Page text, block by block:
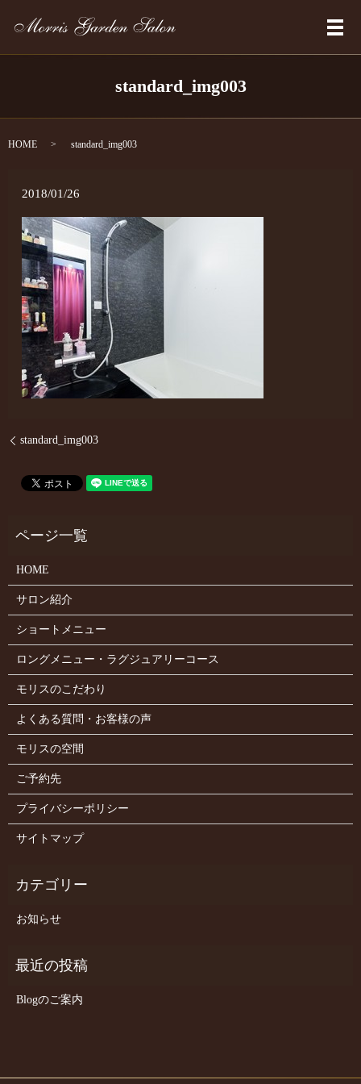
メ
standard_img003
HOME standard_img003
2018/01/26
standard_img003
HOME
サロン紹介
ショートメニュー
ロングメニュー・ラグジュアリーコース
モリスのこだわり
よくある質問・お客様の声
モリスの空間
ご予約先
プライバシーポリシー
サイトマップ
お知らせ
Blogのご案内